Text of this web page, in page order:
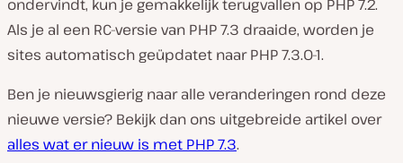
ondervindt, kun je gemakkelijk terugvallen op PHP 7.2.
Als je al een RC-versie van PHP 7.3 draaide, worden je
sites automatisch geüpdatet naar PHP 7.3.0-1.
Ben je nieuwsgierig naar alle veranderingen rond deze
nieuwe versie? Bekijk dan ons uitgebreide artikel over
alles wat er nieuw is met PHP 7.3.